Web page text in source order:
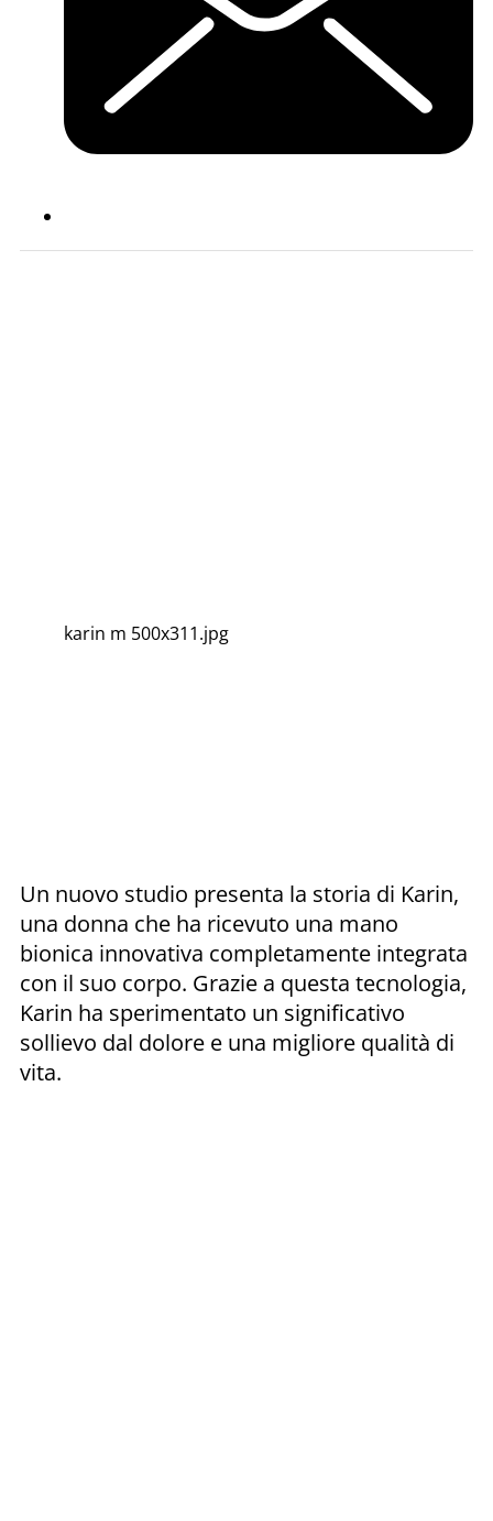
karin m 500x311.jpg
Un nuovo studio presenta la storia di Karin,
una donna che ha ricevuto una mano
bionica innovativa completamente integrata
con il suo corpo. Grazie a questa tecnologia,
Karin ha sperimentato un significativo
sollievo dal dolore e una migliore qualità di
vita.